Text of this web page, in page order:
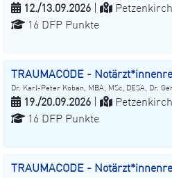
12./13.09.2026
16 DFP Punkte
TRAUMACODE -
Dr. Karl-Peter Koban, MBA, MSc, DESA, Dr.
19./20.09.2026
16 DFP Punkte
TRAUMACODE -